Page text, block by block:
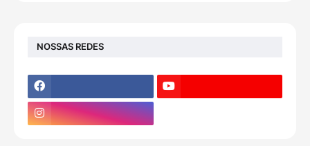
NOSSAS REDES